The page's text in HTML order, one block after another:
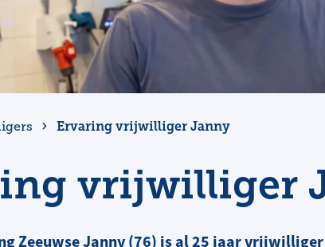
Ervaring vrijwilliger Janny
vrijwilliger
Zeeuwse Janny (76) is al 25 jaar